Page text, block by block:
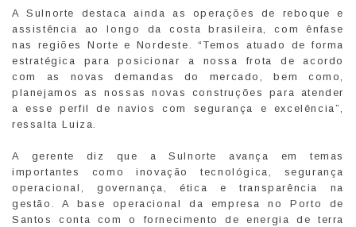
A Sulnorte destaca ainda as operações de reboque e
assistência ao longo da costa brasileira, com ênfase
nas regiões Norte e Nordeste. “Temos atuado de forma
estratégica para posicionar a nossa frota de acordo
com as novas demandas do mercado, bem como,
planejamos as nossas novas construções para atender
a esse perfil de navios com segurança e excelência”,
ressalta Luiza.
A gerente diz que a Sulnorte avança em temas
importantes como inovação tecnológica, segurança
operacional, governança, ética e transparência na
gestão. A base operacional da empresa no Porto de
Santos conta com o fornecimento de energia de terra